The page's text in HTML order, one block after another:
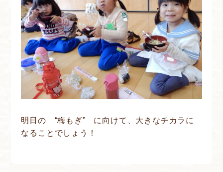
明日の “梅もぎ” に向けて、大きなチカラに
なることでしょう！